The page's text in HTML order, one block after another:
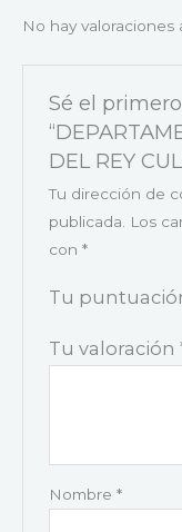
No hay valoraciones
Sé el
DEL REY
Tu dirección de
publicada.
Los
con *
Tu
Tu valoración
Nombre *